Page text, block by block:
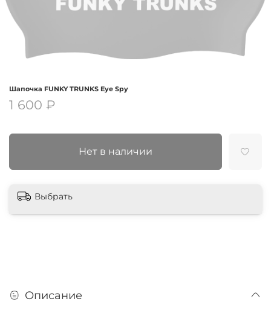
Шапочка FUNKY TRUNKS Eye Spy
1 600 ₽
Нет в наличии
Выбрать
Описание